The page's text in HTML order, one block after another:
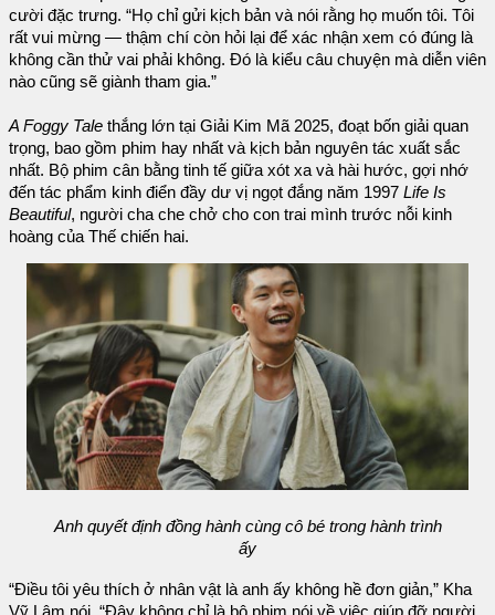
cười đặc trưng. “Họ chỉ gửi kịch bản và nói rằng họ muốn tôi. Tôi
rất vui mừng — thậm chí còn hỏi lại để xác nhận xem có đúng là
không cần thử vai phải không. Đó là kiểu câu chuyện mà diễn viên
nào cũng sẽ giành tham gia.”
A Foggy Tale thắng lớn tại Giải Kim Mã 2025, đoạt bốn giải quan
trọng, bao gồm phim hay nhất và kịch bản nguyên tác xuất sắc
nhất. Bộ phim cân bằng tinh tế giữa xót xa và hài hước, gợi nhớ
đến tác phẩm kinh điển đầy dư vị ngọt đắng năm 1997 Life Is
Beautiful, người cha che chở cho con trai mình trước nỗi kinh
hoàng của Thế chiến hai.
Anh quyết định đồng hành cùng cô bé trong hành trình
ấy
“Điều tôi yêu thích ở nhân vật là anh ấy không hề đơn giản,” Kha